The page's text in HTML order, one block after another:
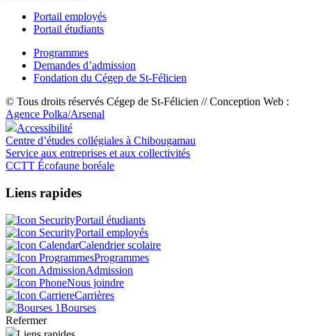
Portail employés
Portail étudiants
Programmes
Demandes d’admission
Fondation du Cégep de St-Félicien
© Tous droits réservés Cégep de St-Félicien // Conception Web :
Agence Polka/Arsenal
Accessibilité
Centre d’études collégiales à Chibougamau
Service aux entreprises et aux collectivités
CCTT Écofaune boréale
Liens rapides
Portail étudiants
Portail employés
Calendrier scolaire
Programmes
Admission
Nous joindre
Carrières
Bourses
Refermer